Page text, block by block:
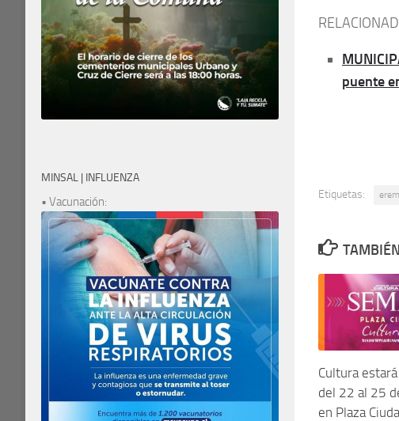
puente
Etiquetas:
Cultura
del 22 al 25
en Plaza
MINSAL | INFLUENZA
• Vacunación: